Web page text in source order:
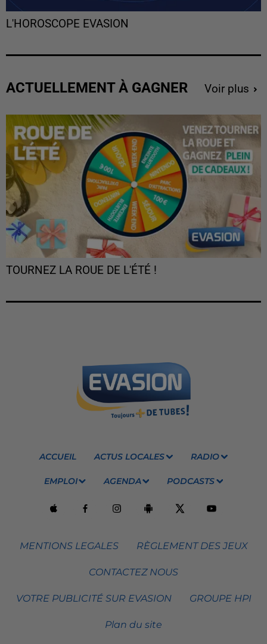
L'HOROSCOPE EVASION
ACTUELLEMENT À GAGNER Voir plus
TOURNEZ LA ROUE DE L'ÉTÉ !
ACCUEIL ACTUS LOCALES RADIO
EMPLOI AGENDA PODCASTS
MENTIONS LEGALES RÈGLEMENT DES JEUX
CONTACTEZ NOUS
VOTRE PUBLICITÉ SUR EVASION GROUPE HPI
Plan du site